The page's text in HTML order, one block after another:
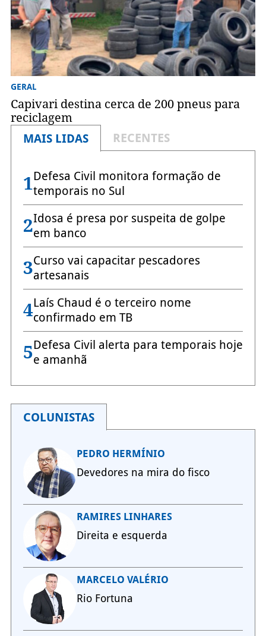
GERAL
Capivari destina cerca de 200 pneus para
reciclagem
MAIS LIDAS
RECENTES
1Defesa Civil monitora formação de
temporais no Sul
2Idosa é presa por suspeita de golpe
em banco
3Curso vai capacitar pescadores
artesanais
4Laís Chaud é o terceiro nome
confirmado em TB
5Defesa Civil alerta para temporais hoje
e amanhã
COLUNISTAS
PEDRO HERMÍNIO
Devedores na mira do fisco
RAMIRES LINHARES
Direita e esquerda
MARCELO VALÉRIO
Rio Fortuna